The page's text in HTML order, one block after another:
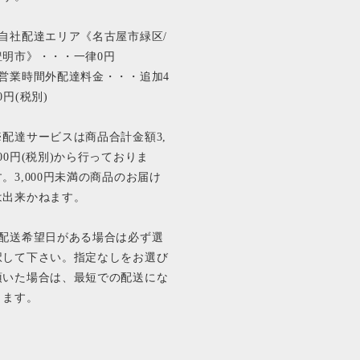
社配達エリア《名古屋市緑区/
明市》・・・一律0円
業時間外配達料金・・・追加4
円(税別)
達サービスは商品合計金額3,
円(税別)から行っておりま
。3,000円未満の商品のお届け
出来かねます。
送希望日がある場合は必ず選
して下さい。指定なしをお選び
いた場合は、最短での配送にな
す。